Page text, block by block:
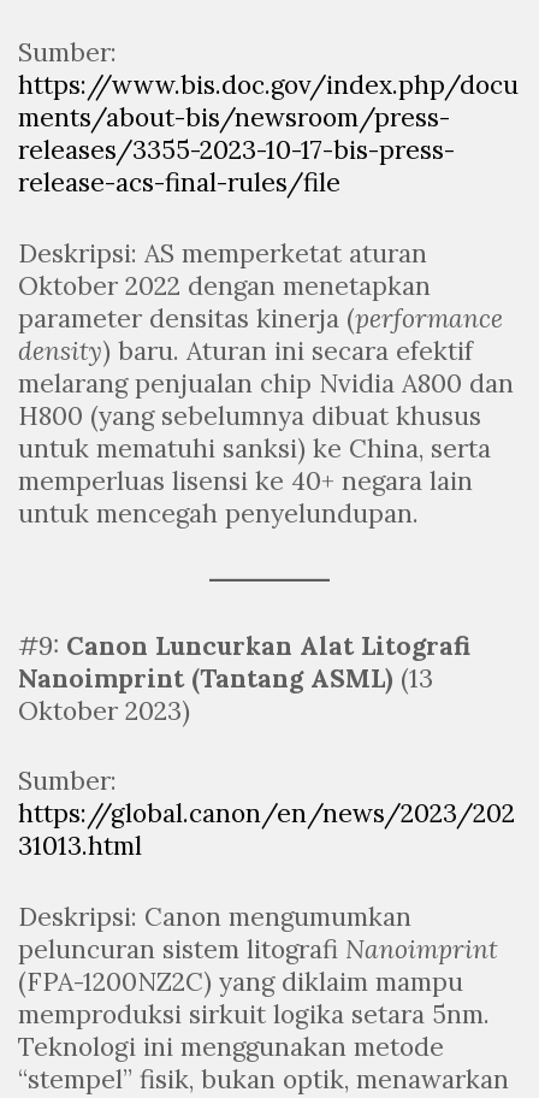
Sumber:
https://www.bis.doc.gov/index.php/docu
ments/about-bis/newsroom/press-
releases/3355-2023-10-17-bis-press-
release-acs-final-rules/file
Deskripsi: AS memperketat aturan
Oktober 2022 dengan menetapkan
parameter densitas kinerja (performance
density) baru. Aturan ini secara efektif
melarang penjualan chip Nvidia A800 dan
H800 (yang sebelumnya dibuat khusus
untuk mematuhi sanksi) ke China, serta
memperluas lisensi ke 40+ negara lain
untuk mencegah penyelundupan.
#9: Canon Luncurkan Alat Litografi
Nanoimprint (Tantang ASML) (13
Oktober 2023)
Sumber:
https://global.canon/en/news/2023/202
31013.html
Deskripsi: Canon mengumumkan
peluncuran sistem litografi Nanoimprint
(FPA-1200NZ2C) yang diklaim mampu
memproduksi sirkuit logika setara 5nm.
Teknologi ini menggunakan metode
“stempel” fisik, bukan optik, menawarkan